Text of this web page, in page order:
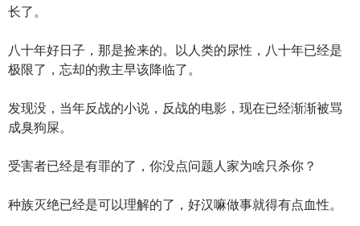
长了。
八十年好日子，那是捡来的。以人类的尿性，八十年已经是
极限了，忘却的救主早该降临了。
发现没，当年反战的小说，反战的电影，现在已经渐渐被骂
成臭狗屎。
受害者已经是有罪的了，你没点问题人家为啥只杀你？
种族灭绝已经是可以理解的了，好汉嘛做事就得有点血性。